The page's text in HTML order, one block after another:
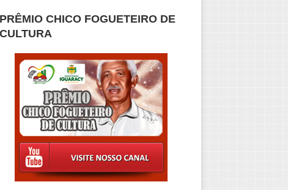
PRÊMIO CHICO FOGUETEIRO DE
CULTURA